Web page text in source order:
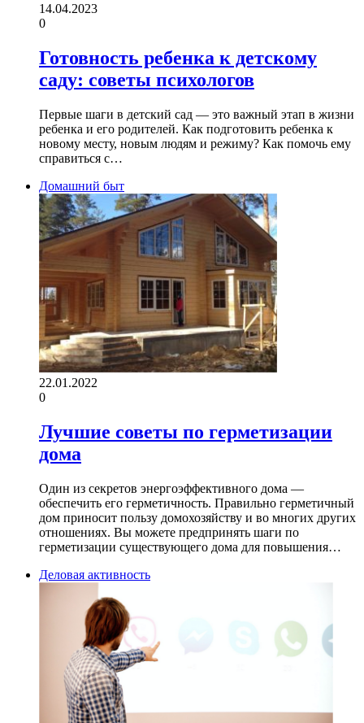
14.04.2023
0
Готовность ребенка к детскому
саду: советы психологов
Первые шаги в детский сад — это важный этап в жизни
ребенка и его родителей. Как подготовить ребенка к
новому месту, новым людям и режиму? Как помочь ему
справиться с…
Домашний быт
22.01.2022
0
Лучшие советы по герметизации
дома
Один из секретов энергоэффективного дома —
обеспечить его герметичность. Правильно герметичный
дом приносит пользу домохозяйству и во многих других
отношениях. Вы можете предпринять шаги по
герметизации существующего дома для повышения…
Деловая активность